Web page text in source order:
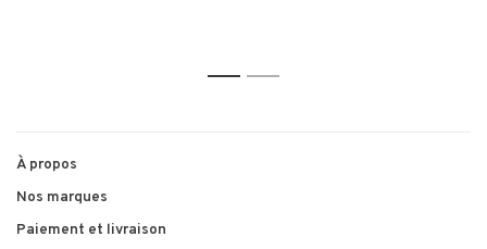
1 2
À propos
Nos marques
Paiement et livraison